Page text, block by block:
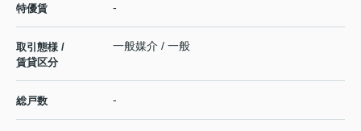
特優賃 -
取引態様 /
賃貸区分
一般媒介 / 一般
総戸数 -